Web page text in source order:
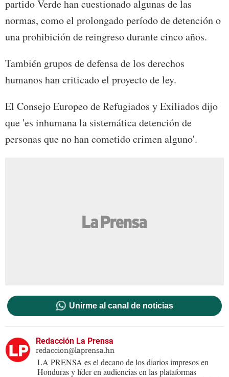
partido Verde han cuestionado algunas de las
normas, como el prolongado período de detención o
una prohibición de reingreso durante cinco años.
También grupos de defensa de los derechos
humanos han criticado el proyecto de ley.
El Consejo Europeo de Refugiados y Exiliados dijo
que 'es inhumana la sistemática detención de
personas que no han cometido crimen alguno'.
Unirme al canal de noticias
Redacción La Prensa
redaccion@laprensa.hn
LA PRENSA es el decano de los diarios impresos en
Honduras y líder en audiencias en las plataformas